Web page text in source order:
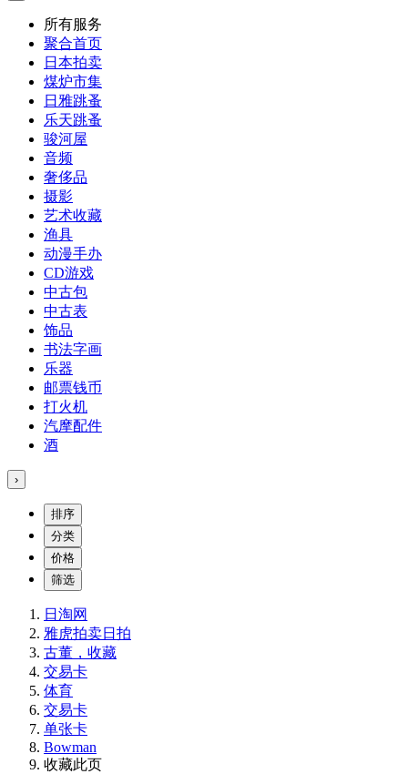
所有服务
聚合首页
日本拍卖
煤炉市集
日雅跳蚤
乐天跳蚤
骏河屋
音频
奢侈品
摄影
艺术收藏
渔具
动漫手办
CD游戏
中古包
中古表
饰品
书法字画
乐器
邮票钱币
打火机
汽摩配件
酒
›
排序
分类
价格
筛选
日淘网
雅虎拍卖日拍
古董，收藏
交易卡
体育
交易卡
单张卡
Bowman
收藏此页